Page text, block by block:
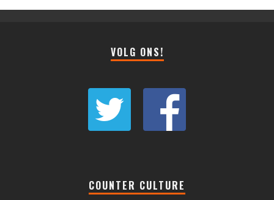
VOLG ONS!
COUNTER CULTURE